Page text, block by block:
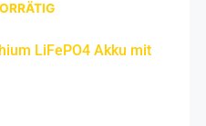
LiFePO4 Akku mit